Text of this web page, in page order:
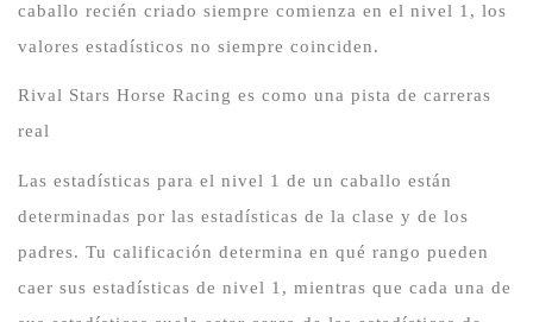
caballo recién criado siempre comienza en el nivel 1, los
valores estadísticos no siempre coinciden.
Rival Stars Horse Racing es como una pista de carreras
real
Las estadísticas para el nivel 1 de un caballo están
determinadas por las estadísticas de la clase y de los
padres. Tu calificación determina en qué rango pueden
caer sus estadísticas de nivel 1, mientras que cada una de